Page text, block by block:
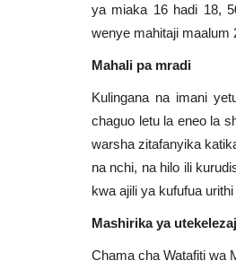
ya miaka 16 hadi 18,
wenye mahitaji maalum
Mahali pa mradi
Kulingana na imani
chaguo letu la eneo la
warsha zitafanyika
na nchi, na hilo ili
kwa ajili ya kufufua
Mashirika ya
Chama cha Watafiti wa